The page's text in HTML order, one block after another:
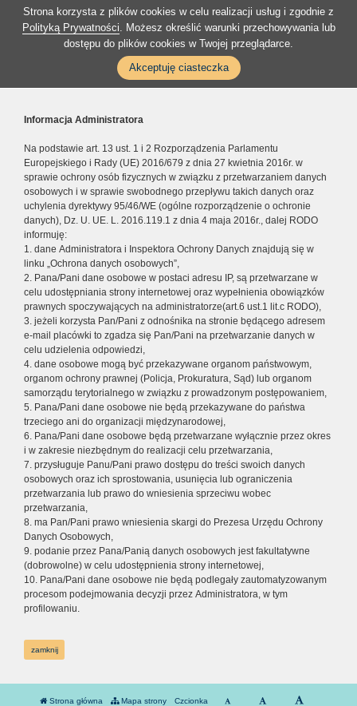
Strona korzysta z plików cookies w celu realizacji usług i zgodnie z
Polityką Prywatności. Możesz określić warunki przechowywania lub
dostępu do plików cookies w Twojej przeglądarce.
Akceptuję ciasteczka
Informacja Administratora
Na podstawie art. 13 ust. 1 i 2 Rozporządzenia Parlamentu
Europejskiego i Rady (UE) 2016/679 z dnia 27 kwietnia 2016r. w
sprawie ochrony osób fizycznych w związku z przetwarzaniem danych
osobowych i w sprawie swobodnego przepływu takich danych oraz
uchylenia dyrektywy 95/46/WE (ogólne rozporządzenie o ochronie
danych), Dz. U. UE. L. 2016.119.1 z dnia 4 maja 2016r., dalej RODO
informuję:
1. dane Administratora i Inspektora Ochrony Danych znajdują się w
linku „Ochrona danych osobowych”,
2. Pana/Pani dane osobowe w postaci adresu IP, są przetwarzane w
celu udostępniania strony internetowej oraz wypełnienia obowiązków
prawnych spoczywających na administratorze(art.6 ust.1 lit.c RODO),
3. jeżeli korzysta Pan/Pani z odnośnika na stronie będącego adresem
e-mail placówki to zgadza się Pan/Pani na przetwarzanie danych w
celu udzielenia odpowiedzi,
4. dane osobowe mogą być przekazywane organom państwowym,
organom ochrony prawnej (Policja, Prokuratura, Sąd) lub organom
samorządu terytorialnego w związku z prowadzonym postępowaniem,
5. Pana/Pani dane osobowe nie będą przekazywane do państwa
trzeciego ani do organizacji międzynarodowej,
6. Pana/Pani dane osobowe będą przetwarzane wyłącznie przez okres
i w zakresie niezbędnym do realizacji celu przetwarzania,
7. przysługuje Panu/Pani prawo dostępu do treści swoich danych
osobowych oraz ich sprostowania, usunięcia lub ograniczenia
przetwarzania lub prawo do wniesienia sprzeciwu wobec
przetwarzania,
8. ma Pan/Pani prawo wniesienia skargi do Prezesa Urzędu Ochrony
Danych Osobowych,
9. podanie przez Pana/Panią danych osobowych jest fakultatywne
(dobrowolne) w celu udostępnienia strony internetowej,
10. Pana/Pani dane osobowe nie będą podlegały zautomatyzowanym
procesom podejmowania decyzji przez Administratora, w tym
profilowaniu.
zamknij
Strona główna Mapa strony Czcionka